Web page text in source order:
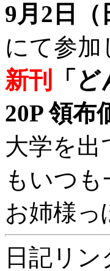
9月2日（
にて参加
新刊
「
20P 領布
大学を出
もいつ
お姉様っ
日記リ